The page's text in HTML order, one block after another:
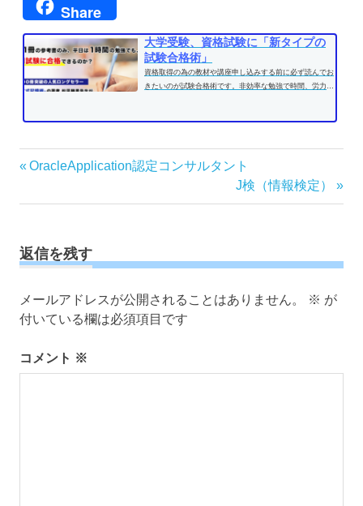
Share
大学受験、資格試験に「新タイプの
試験合格術」
資格取得の為の教材や講座申し込みする前に必ず読んでお
きたいのが試験合格術です。非効率な勉強で時間、労力を
投
ナ
ゲ
シ
ョ
前
記
OracleApplication認定コンサルタント
次
の
J検（情報検定）
返信を残す
メールアドレスが公開されることはありません。 ※ が
付いている欄は必須項目です
コメント ※